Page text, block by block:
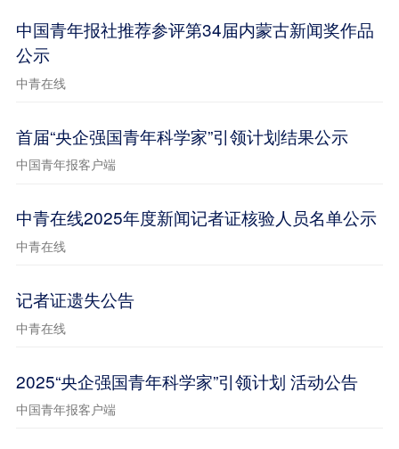
中国青年报社推荐参评第34届内蒙古新闻奖作品
公示
中青在线
首届“央企强国青年科学家”引领计划结果公示
中国青年报客户端
中青在线2025年度新闻记者证核验人员名单公示
中青在线
记者证遗失公告
中青在线
2025“央企强国青年科学家”引领计划 活动公告
中国青年报客户端